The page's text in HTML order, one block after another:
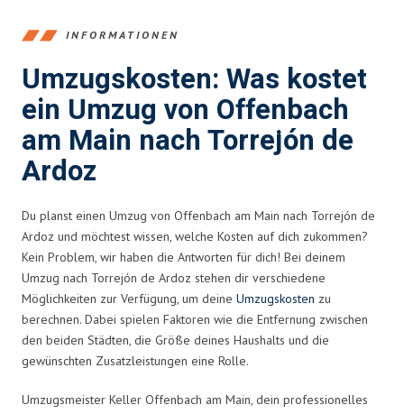
INFORMATIONEN
Umzugskosten: Was kostet
ein Umzug von Offenbach
am Main nach Torrejón de
Ardoz
Du planst einen Umzug von Offenbach am Main nach Torrejón de
Ardoz und möchtest wissen, welche Kosten auf dich zukommen?
Kein Problem, wir haben die Antworten für dich! Bei deinem
Umzug nach Torrejón de Ardoz stehen dir verschiedene
Möglichkeiten zur Verfügung, um deine Umzugskosten zu
berechnen. Dabei spielen Faktoren wie die Entfernung zwischen
den beiden Städten, die Größe deines Haushalts und die
gewünschten Zusatzleistungen eine Rolle.
Umzugsmeister Keller Offenbach am Main, dein professionelles